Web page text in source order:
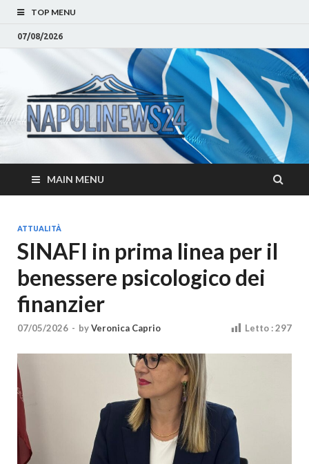
TOP MENU
07/08/2026
–
Napoli
Moda e
Cultura
Notizie sulla citta di
Napoli e Campania
Eventi, Sport
MAIN MENU
ATTUALITÀ
SINAFI in prima linea per il
benessere psicologico dei
finanzier
07/05/2026 - byVeronica Caprio Letto :297